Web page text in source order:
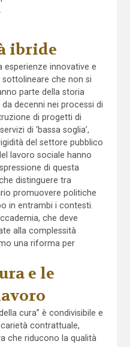
ibride
esperienze innovative e
che non si
parte della storia
decenni nei processi di
di progetti di
di ‘bassa soglia’,
del settore pubblico
lavoro sociale hanno
di questa
distinguere tra
promuovere politiche
in entrambi i contesti.
che deve
alla complessità
una riforma per
e le
cura” è condivisibile e
contrattuale,
che riducono la qualità